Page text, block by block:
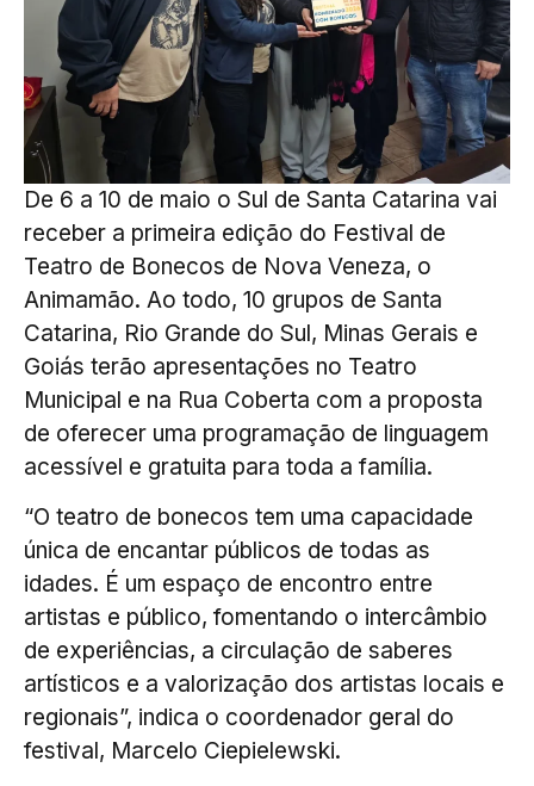
De 6 a 10 de maio o Sul de Santa Catarina vai
receber a primeira edição do Festival de
Teatro de Bonecos de Nova Veneza, o
Animamão. Ao todo, 10 grupos de Santa
Catarina, Rio Grande do Sul, Minas Gerais e
Goiás terão apresentações no Teatro
Municipal e na Rua Coberta com a proposta
de oferecer uma programação de linguagem
acessível e gratuita para toda a família.
“O teatro de bonecos tem uma capacidade
única de encantar públicos de todas as
idades. É um espaço de encontro entre
artistas e público, fomentando o intercâmbio
de experiências, a circulação de saberes
artísticos e a valorização dos artistas locais e
regionais”, indica o coordenador geral do
festival, Marcelo Ciepielewski.